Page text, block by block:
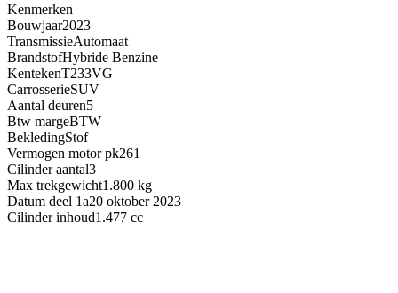
Kenmerken
Bouwjaar2023
TransmissieAutomaat
BrandstofHybride Benzine
KentekenT233VG
CarrosserieSUV
Aantal deuren5
Btw margeBTW
BekledingStof
Vermogen motor pk261
Cilinder aantal3
Max trekgewicht1.800 kg
Datum deel 1a20 oktober 2023
Cilinder inhoud1.477 cc